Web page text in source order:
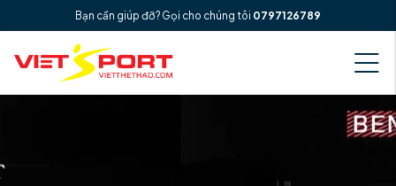
Bạn cần giúp đỡ? Gọi cho chúng tôi 0797126789